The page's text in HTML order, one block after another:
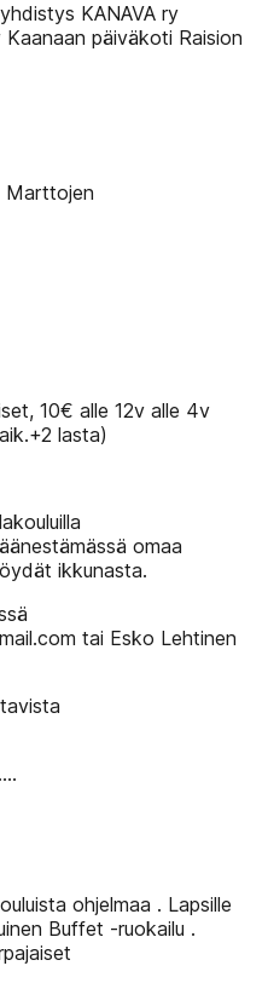
KANAVA ry
päiväkoti Raision
Marttojen
10€ alle 12v alle 4v
lasta)
omaa
ikkunasta.
tai Esko Lehtinen
ohjelmaa . Lapsille
Buffet -ruokailu .